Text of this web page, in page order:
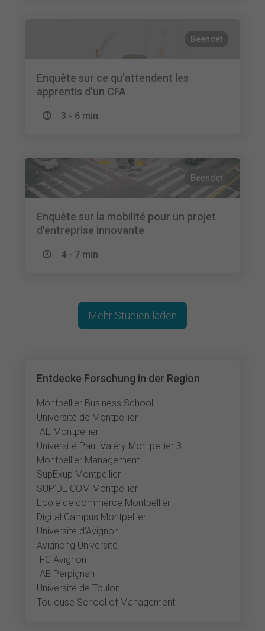
Beendet
Enquête sur ce qu'attendent les
apprentis d'un CFA
3 - 6 min
Beendet
Enquête sur la mobilité pour un projet
d'entreprise innovante
4 - 7 min
Entdecke Forschung in der Region
Montpellier Business School
Université de Montpellier
IAE Montpellier
Université Paul-Valéry Montpellier 3
Montpellier Management
SupExup Montpellier
SUP'DE COM Montpellier
Ecole de commerce Montpellier
Digital Campus Montpellier
Université d'Avignon
Avignong Université
IFC Avignon
IAE Perpignan
Université de Toulon
Toulouse School of Management
Mehr Studien laden